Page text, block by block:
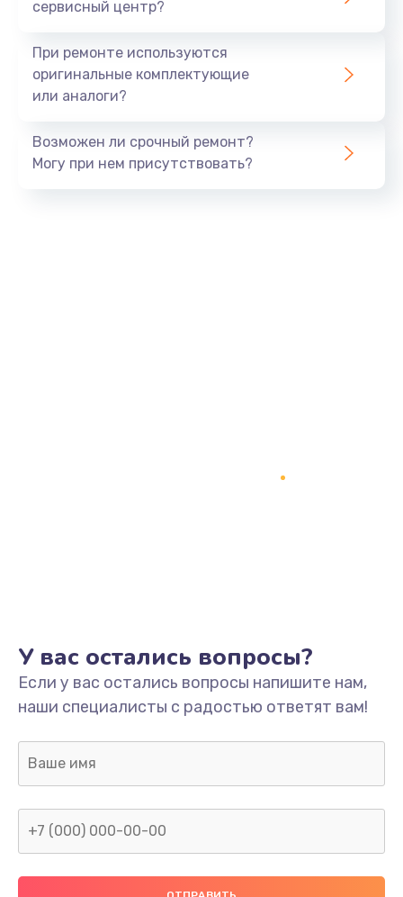
сервисный центр?
При ремонте используются
оригинальные комплектующие
или аналоги?
Возможен ли срочный ремонт?
Могу при нем присутствовать?
У вас остались вопросы?
Если у вас остались вопросы напишите нам,
наши специалисты с радостью ответят вам!